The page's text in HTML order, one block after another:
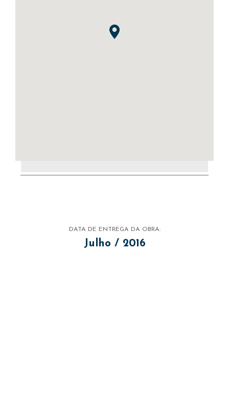
DATA DE ENTREGA DA OBRA:
Julho / 2016